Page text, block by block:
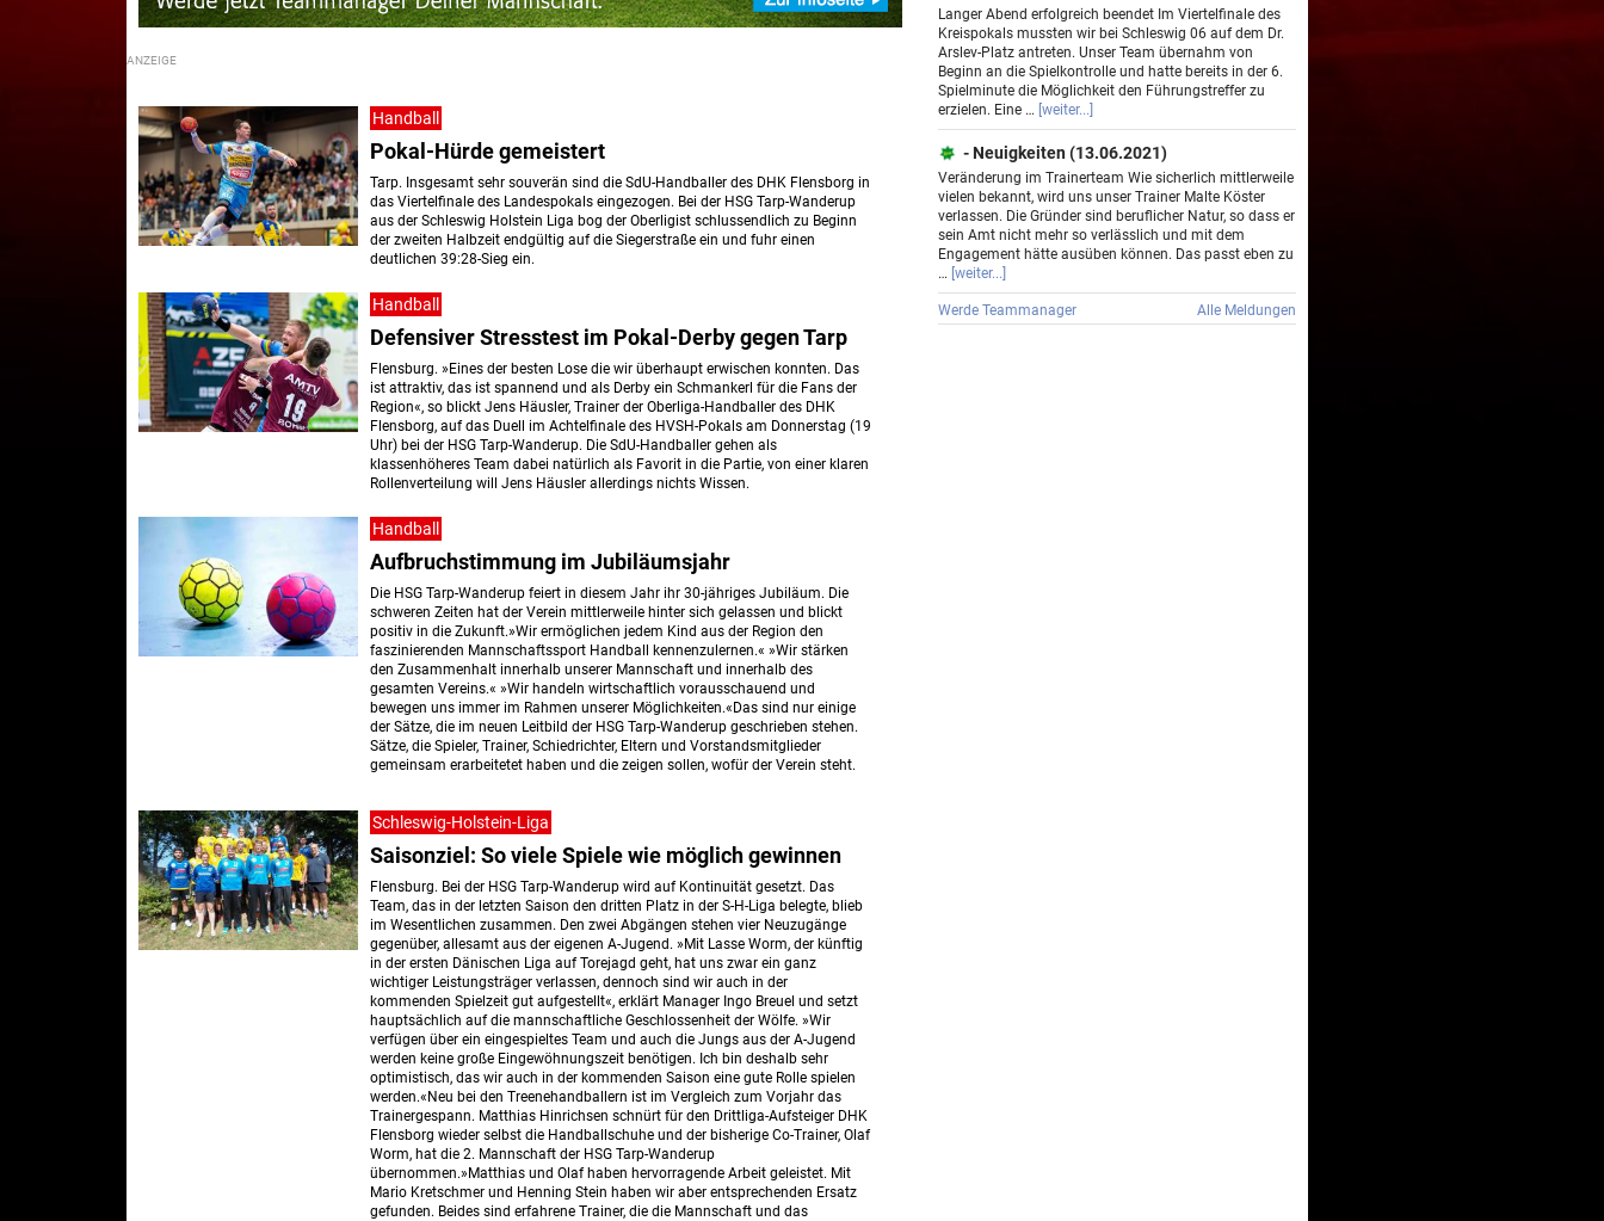
Handball
Pokal-Hürde gemeistert
Tarp. Insgesamt sehr souverän sind die SdU-Handballer des DHK Flensborg in
das Viertelfinale des Landespokals eingezogen. Bei der HSG Tarp-Wanderup
aus der Schleswig Holstein Liga bog der Oberligist schlussendlich zu Beginn
der zweiten Halbzeit endgültig auf die Siegerstraße ein und fuhr einen
deutlichen 39:28-Sieg ein.
Handball
Defensiver Stresstest im Pokal-Derby gegen Tarp
Flensburg. »Eines der besten Lose die wir überhaupt erwischen konnten. Das
ist attraktiv, das ist spannend und als Derby ein Schmankerl für die Fans der
Region«, so blickt Jens Häusler, Trainer der Oberliga-Handballer des DHK
Flensborg, auf das Duell im Achtelfinale des HVSH-Pokals am Donnerstag (19
Uhr) bei der HSG Tarp-Wanderup. Die SdU-Handballer gehen als
klassenhöheres Team dabei natürlich als Favorit in die Partie, von einer klaren
Rollenverteilung will Jens Häusler allerdings nichts Wissen.
Handball
Aufbruchstimmung im Jubiläumsjahr
Die HSG Tarp-Wanderup feiert in diesem Jahr ihr 30-jähriges Jubiläum. Die
schweren Zeiten hat der Verein mittlerweile hinter sich gelassen und blickt
positiv in die Zukunft.»Wir ermöglichen jedem Kind aus der Region den
faszinierenden Mannschaftssport Handball kennenzulernen.« »Wir stärken
den Zusammenhalt innerhalb unserer Mannschaft und innerhalb des
gesamten Vereins.« »Wir handeln wirtschaftlich vorausschauend und
bewegen uns immer im Rahmen unserer Möglichkeiten.«Das sind nur einige
der Sätze, die im neuen Leitbild der HSG Tarp-Wanderup geschrieben stehen.
Sätze, die Spieler, Trainer, Schiedrichter, Eltern und Vorstandsmitglieder
gemeinsam erarbeitetet haben und die zeigen sollen, wofür der Verein steht.
Schleswig-Holstein-Liga
Saisonziel: So viele Spiele wie möglich gewinnen
Flensburg. Bei der HSG Tarp-Wanderup wird auf Kontinuität gesetzt. Das
Team, das in der letzten Saison den dritten Platz in der S-H-Liga belegte, blieb
im Wesentlichen zusammen. Den zwei Abgängen stehen vier Neuzugänge
gegenüber, allesamt aus der eigenen A-Jugend. »Mit Lasse Worm, der künftig
in der ersten Dänischen Liga auf Torejagd geht, hat uns zwar ein ganz
wichtiger Leistungsträger verlassen, dennoch sind wir auch in der
kommenden Spielzeit gut aufgestellt«, erklärt Manager Ingo Breuel und setzt
hauptsächlich auf die mannschaftliche Geschlossenheit der Wölfe. »Wir
verfügen über ein eingespieltes Team und auch die Jungs aus der A-Jugend
werden keine große Eingewöhnungszeit benötigen. Ich bin deshalb sehr
optimistisch, das wir auch in der kommenden Saison eine gute Rolle spielen
werden.«Neu bei den Treenehandballern ist im Vergleich zum Vorjahr das
Trainergespann. Matthias Hinrichsen schnürt für den Drittliga-Aufsteiger DHK
Flensborg wieder selbst die Handballschuhe und der bisherige Co-Trainer, Olaf
Worm, hat die 2. Mannschaft der HSG Tarp-Wanderup
übernommen.»Matthias und Olaf haben hervorragende Arbeit geleistet. Mit
Mario Kretschmer und Henning Stein haben wir aber entsprechenden Ersatz
gefunden. Beides sind erfahrene Trainer, die die Mannschaft und das
Langer Abend erfolgreich beendet Im Viertelfinale des
Kreispokals mussten wir bei Schleswig 06 auf dem Dr.
Arslev-Platz antreten. Unser Team übernahm von
Beginn an die Spielkontrolle und hatte bereits in der 6.
Spielminute die Möglichkeit den Führungstreffer zu
erzielen. Eine … [weiter...]
- Neuigkeiten(13.06.2021)
Veränderung im Trainerteam Wie sicherlich mittlerweile
vielen bekannt, wird uns unser Trainer Malte Köster
verlassen. Die Gründer sind beruflicher Natur, so dass er
sein Amt nicht mehr so verlässlich und mit dem
Engagement hätte ausüben können. Das passt eben zu
… [weiter...]
Werde Teammanager Alle Meldungen